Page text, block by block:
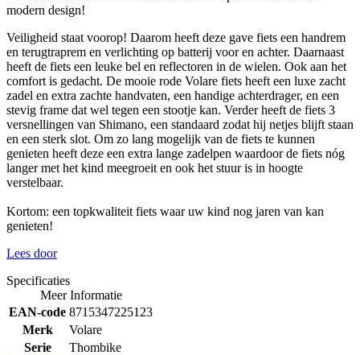
modern design!
Veiligheid staat voorop! Daarom heeft deze gave fiets een handrem
en terugtraprem en verlichting op batterij voor en achter. Daarnaast
heeft de fiets een leuke bel en reflectoren in de wielen. Ook aan het
comfort is gedacht. De mooie rode Volare fiets heeft een luxe zacht
zadel en extra zachte handvaten, een handige achterdrager, en een
stevig frame dat wel tegen een stootje kan. Verder heeft de fiets 3
versnellingen van Shimano, een standaard zodat hij netjes blijft staan
en een sterk slot. Om zo lang mogelijk van de fiets te kunnen
genieten heeft deze een extra lange zadelpen waardoor de fiets nóg
langer met het kind meegroeit en ook het stuur is in hoogte
verstelbaar.
Kortom: een topkwaliteit fiets waar uw kind nog jaren van kan
genieten!
Lees door
Specificaties
Meer Informatie
EAN-code 8715347225123
Merk
Volare
Serie
Thombike